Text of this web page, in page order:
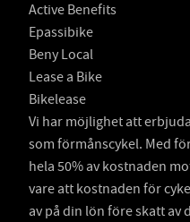
Active Benefits
Epassibike
Beny Local
Lease a Bike
Bikelease
Vi har möjlighet att
som förmånscykel. Med
hela 50% av kostnaden
vare att kostnaden för
av på din lön före skatt av